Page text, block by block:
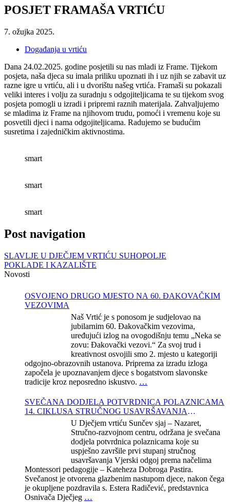
POSJET FRAMAŠA VRTIĆU
7. ožujka 2025.
Događanja u vrtiću
Dana 24.02.2025. godine posjetili su nas mladi iz Frame. Tijekom
posjeta, naša djeca su imala priliku upoznati ih i uz njih se zabavit uz
razne igre u vrtiću, ali i u dvorištu našeg vrtića. Framaši su pokazali
veliki interes i volju za suradnju s odgojiteljicama te su tijekom svog
posjeta pomogli u izradi i pripremi raznih materijala. Zahvaljujemo
se mladima iz Frame na njihovom trudu, pomoći i vremenu koje su
posvetili djeci i nama odgojiteljicama. Radujemo se budućim
susretima i zajedničkim aktivnostima.
smart
smart
smart
Post navigation
SLAVLJE U DJEČJEM VRTIĆU SUHOPOLJE
POKLADE I KAZALIŠTE
Novosti
OSVOJENO DRUGO MJESTO NA 60. ĐAKOVAČKIM
VEZOVIMA
Naš Vrtić je s ponosom je sudjelovao na
jubilarnim 60. Đakovačkim vezovima,
uređujući izlog na ovogodišnju temu „Neka se
zovu: Đakovački vezovi.“ Za svoj trud i
kreativnost osvojili smo 2. mjesto u kategoriji
odgojno-obrazovnih ustanova. Priprema za izradu izloga
započela je upoznavanjem djece s bogatstvom slavonske
tradicije kroz neposredno iskustvo. …
SVEČANA DODJELA POTVRDNICA POLAZNICAMA
14. CIKLUSA STRUČNOG USAVRŠAVANJA
KATEHEZE DOBROGA PASTIRA
U Dječjem vrtiću Sunčev sjaj – Nazaret,
Stručno-razvojnom centru, održana je svečana
dodjela potvrdnica polaznicama koje su
uspješno završile prvi stupanj stručnog
usavršavanja Vjerski odgoj prema načelima
Montessori pedagogije – Kateheza Dobroga Pastira.
Svečanost je otvorena glazbenim nastupom djece, nakon čega
je okupljene pozdravila s. Estera Radičević, predstavnica
Osnivača Dječjeg …